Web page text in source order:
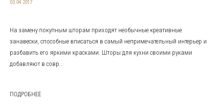
03.04.2017
На замену покупным шторам приходят необычные креативные
занавески, способные вписаться в самый непримечательный интерьер и
разбавить его яркими красками. Шторы для кухни своими руками
добавляют в совр...
ПОДРОБНЕЕ